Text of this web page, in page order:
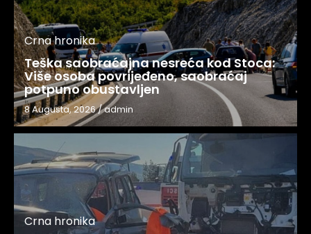
Crna hronika
Teška saobraćajna nesreća kod Stoca:
Više osoba povrijeđeno, saobraćaj
potpuno obustavljen
8 Augusta, 2026/admin
Crna hronika